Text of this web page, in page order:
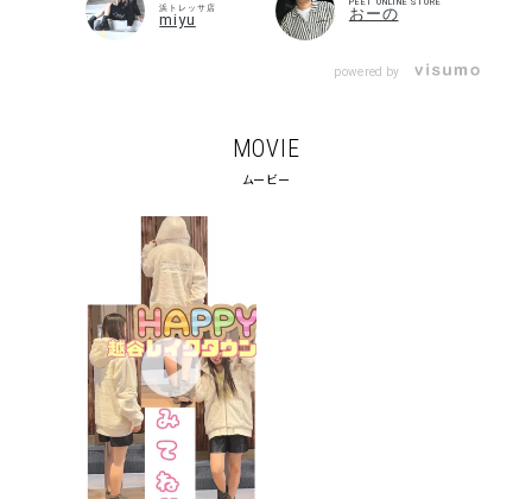
サイズ
M
XL
XXL
29inc
30inc
34inc
36inc
浜トレッサ店
miyu おーの
powered by
MOVIE
ムービー